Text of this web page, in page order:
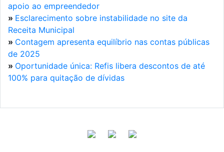
apoio ao empreendedor
» Esclarecimento sobre instabilidade no site da
Receita Municipal
» Contagem apresenta equilíbrio nas contas públicas
de 2025
» Oportunidade única: Refis libera descontos de até
100% para quitação de dívidas